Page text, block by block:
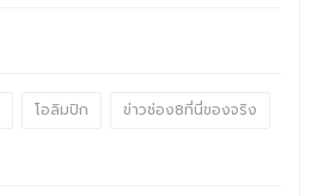
โอลิมปิก
ข่าวช่อง8ที่นี่ของจริง